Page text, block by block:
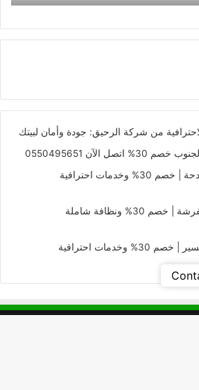
من شركة الرحيق: جودة وأمان لبيتك
الآن 0550495651
أفضل شركة تنظيف بتندحة | خصم 30% وخدمات احترافية
شركة تنظيف منازل بالفرشة | خصم 30% ونظافة شاملة
شركة تنظيف بمحايل عسير | خصم 30% وخدمات احترافية